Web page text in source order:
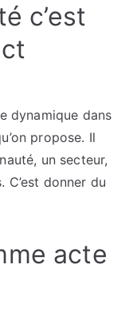
c’est
dynamique dans
propose. Il
un secteur,
C’est donner du
acte